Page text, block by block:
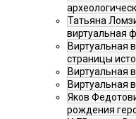
Татьяна
виртуальная
Виртуальная
страницы
Виртуальная
Виртуальная
Яков
рождения